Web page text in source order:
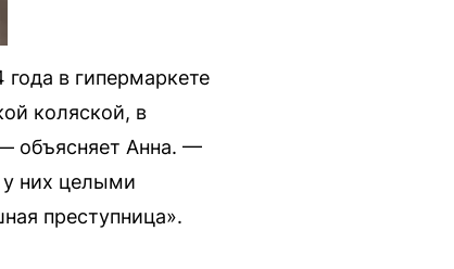
в гипермаркете
коляской, в
объясняет Анна. —
у них целыми
преступница».